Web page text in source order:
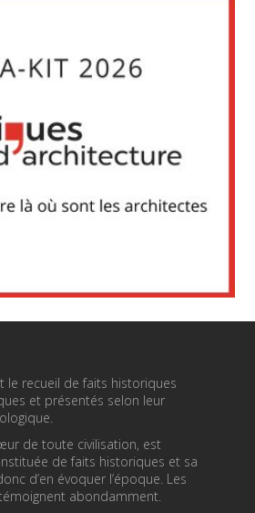
le recueil de faits historiques
et présentés selon leur
de toute civilisation, est
de faits historiques et sa
d’en évoquer l’époque. Les
abondamment.